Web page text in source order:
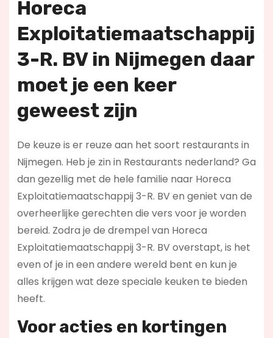
Horeca
Exploitatiemaatschappij
3-R. BV in Nijmegen daar
moet je een keer
geweest zijn
De keuze is er reuze aan het soort restaurants in
Nijmegen. Heb je zin in Restaurants nederland? Ga
dan gezellig met de hele familie naar Horeca
Exploitatiemaatschappij 3-R. BV en geniet van de
overheerlijke gerechten die vers voor je worden
bereid. Zodra je de drempel van Horeca
Exploitatiemaatschappij 3-R. BV overstapt, is het
even of je in een andere wereld bent en kun je
alles krijgen wat deze speciale keuken te bieden
heeft.
Voor acties en kortingen